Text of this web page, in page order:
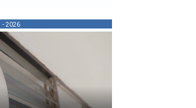
- 2026